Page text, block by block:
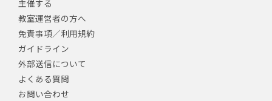
主催する
教室運営者の方へ
免責事項／利用規約
ガイドライン
外部送信について
よくある質問
お問い合わせ